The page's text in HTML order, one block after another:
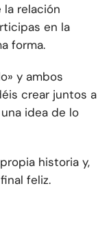
relación
en la
forma.
y ambos
crear juntos a
idea de lo
historia y,
feliz.